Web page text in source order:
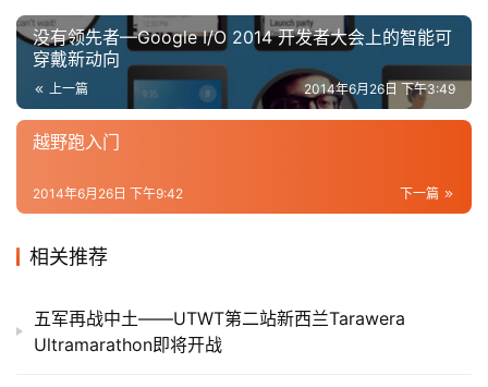
没有领先者—Google I/O 2014 开发者大会上的智能可
穿戴新动向
上一篇 2014年6月26日 下午3:49
越野跑入门
下一篇
2014年6月26日 下午9:42
相关推荐
五军再战中土——UTWT第二站新西兰Tarawera
Ultramarathon即将开战